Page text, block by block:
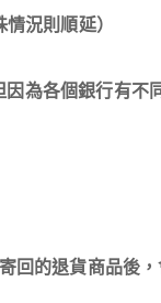
況則順延）
為各個銀行有不
回的退貨商品後